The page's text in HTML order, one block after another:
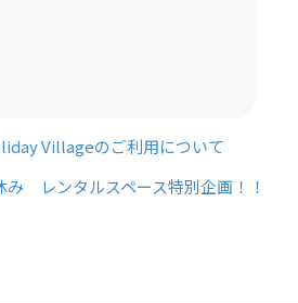
Villageのご利用について
み レンタルスペース特別企画！！